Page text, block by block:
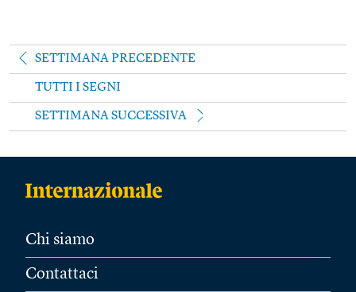
SETTIMANA PRECEDENTE
TUTTI I SEGNI
SETTIMANA SUCCESSIVA
Chi siamo
Contattaci